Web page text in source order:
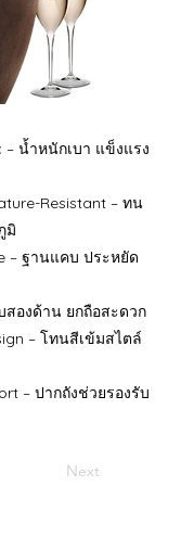
– น้ำหนักเบา แข็งแรง
Resistant – ทน
มิ
– ฐานแคบ ประหยัด
สองด้าน ยกถือสะดวก
– โทนสีเข้มสไตล์
– ปากถังช่วยรองรับ
Next